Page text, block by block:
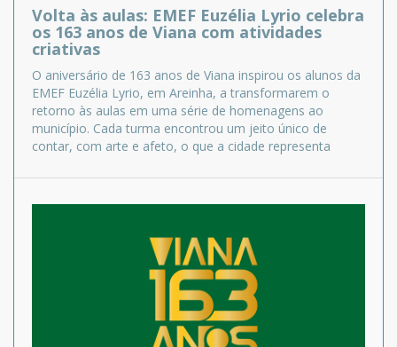
Volta às aulas: EMEF Euzélia Lyrio celebra
os 163 anos de Viana com atividades
criativas
O aniversário de 163 anos de Viana inspirou os alunos da
EMEF Euzélia Lyrio, em Areinha, a transformarem o
retorno às aulas em uma série de homenagens ao
município. Cada turma encontrou um jeito único de
contar, com arte e afeto, o que a cidade representa